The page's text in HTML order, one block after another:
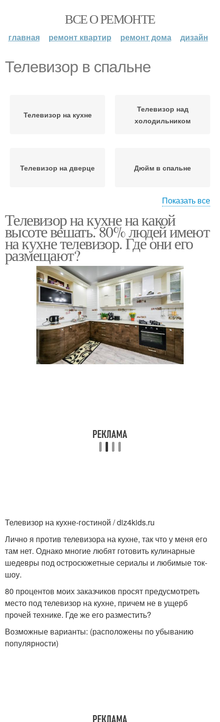
ВСЕ О РЕМОНТЕ
главная ремонт квартир ремонт дома дизайн
Телевизор в спальне
Телевизор на кухне
Телевизор над
холодильником
Телевизор на дверце Дюйм в спальне
Телевизор на стене Телевизор от точки
Показать все
Телевизор на кухне на какой
высоте вешать. 80% людей имеют
на кухне телевизор. Где они его
размещают?
Телевизор на кухне-гостиной / diz4kids.ru
Лично я против телевизора на кухне, так что у меня его
там нет. Однако многие любят готовить кулинарные
шедевры под остросюжетные сериалы и любимые ток-
шоу.
80 процентов моих заказчиков просят предусмотреть
место под телевизор на кухне, причем не в ущерб
прочей технике. Где же его разместить?
Возможные варианты: (расположены по убыванию
популярности)